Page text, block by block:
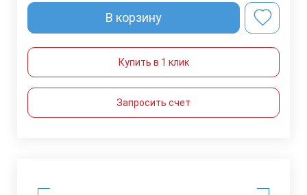
В корзину
Купить в 1 клик
Запросить счет